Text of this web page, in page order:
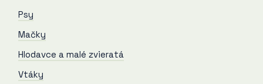
Psy
Mačky
Hlodavce a malé zvieratá
Vtáky